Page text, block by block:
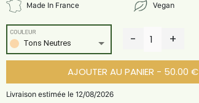
Made In France Vegan
Tons Neutres
COULEUR - 1 +
AJOUTER AU PANIER - 50.00 €
Livraison estimée le 12/08/2026